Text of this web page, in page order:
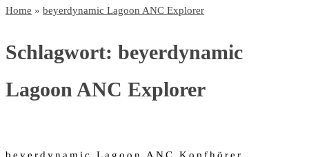
Home » beyerdynamic Lagoon ANC Explorer
Schlagwort: beyerdynamic
Lagoon ANC Explorer
beyerdynamic Lagoon ANC Kopfhörer